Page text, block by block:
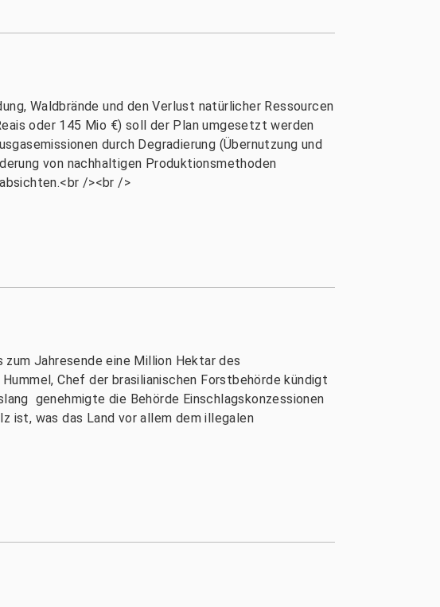
Waldbrände und den Verlust natürlicher Ressourcen
oder 145 Mio €) soll der Plan umgesetzt werden
durch Degradierung (Übernutzung und
von nachhaltigen Produktionsmethoden
/><br />
Jahresende eine Million Hektar des
Chef der brasilianischen Forstbehörde kündigt
genehmigte die Behörde Einschlagskonzessionen
ist, was das Land vor allem dem illegalen